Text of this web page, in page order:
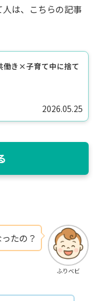
人は、こちらの記事
働き×子育て中に捨て
2026.05.25
ふりベビ
たの？